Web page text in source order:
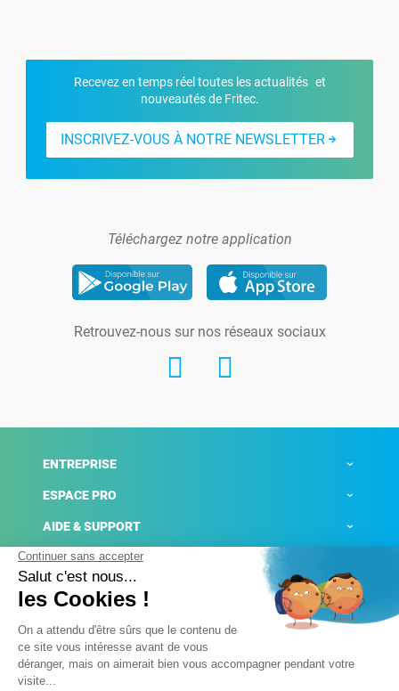
Recevez en temps réel toutes les actualités et
nouveautés de Fritec.
INSCRIVEZ-VOUS À NOTRE NEWSLETTER
Téléchargez notre application
Retrouvez-nous sur nos réseaux sociaux
ENTREPRISE
ESPACE PRO
AIDE & SUPPORT
ACTUALITÉS
Mentions légales